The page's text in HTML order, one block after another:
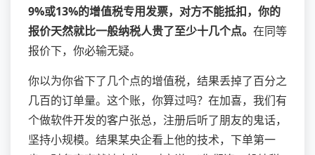
9%或13%的增值税专用发票，对方不能抵扣，你的
报价天然就比一般纳税人贵了至少十几个点。 在同等
报价下，你必输无疑。
你以为你省下了几个点的增值税，结果丢掉了百分之
几百的订单量。这个账，你算过吗？在加喜，我们有
个做软件开发的客户张总，注册后听了朋友的鬼话，
坚持小规模。结果某央企看上他的技术，下单第一